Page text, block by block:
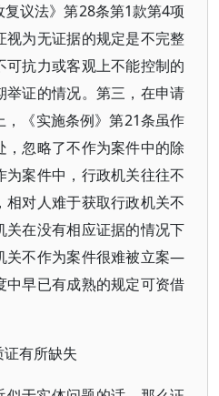
议法》第28条第1款第4项
视为无证据的规定是不完整
可抗力或客观上不能控制的
证的情况。第三，在申请
，《实施条例》第21条虽作
，忽略了不作为案件中的除
案件中，行政机关往往不
相对人难于获取行政机关不
在没有相应证据的情况下
关不作为案件很难被立案—
早已有成熟的规定可资借
证有所缺失